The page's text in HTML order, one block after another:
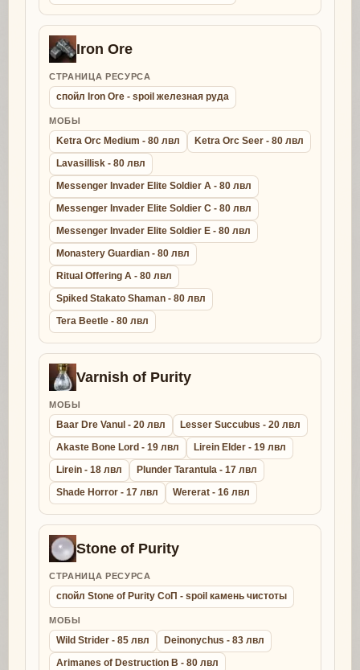
Iron Ore
СТРАНИЦА РЕСУРСА
спойл Iron Ore - spoil железная руда
МОБЫ
Ketra Orc Medium - 80 лвл
Ketra Orc Seer - 80 лвл
Lavasillisk - 80 лвл
Messenger Invader Elite Soldier A - 80 лвл
Messenger Invader Elite Soldier C - 80 лвл
Messenger Invader Elite Soldier E - 80 лвл
Monastery Guardian - 80 лвл
Ritual Offering A - 80 лвл
Spiked Stakato Shaman - 80 лвл
Tera Beetle - 80 лвл
Varnish of Purity
МОБЫ
Baar Dre Vanul - 20 лвл
Lesser Succubus - 20 лвл
Akaste Bone Lord - 19 лвл
Lirein Elder - 19 лвл
Lirein - 18 лвл
Plunder Tarantula - 17 лвл
Shade Horror - 17 лвл
Wererat - 16 лвл
Stone of Purity
СТРАНИЦА РЕСУРСА
спойл Stone of Purity СоП - spoil камень чистоты
МОБЫ
Wild Strider - 85 лвл
Deinonychus - 83 лвл
Arimanes of Destruction B - 80 лвл